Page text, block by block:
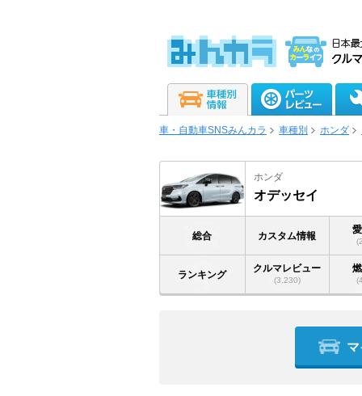
車・自動車SNSみんカラ 車種別 ホンダ
ホンダ
オデッセイ
総合 カスタム情報
ランキング
クルマレビュー
(3,230)